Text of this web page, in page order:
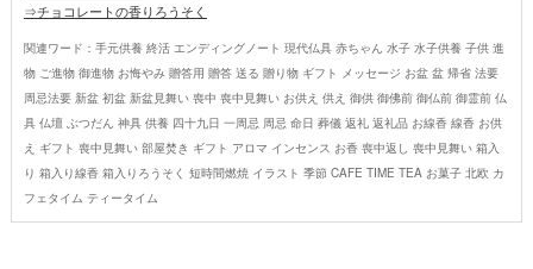
⇒チョコレートの香りろうそく
関連ワード：手元供養 終活 エンディングノート 現代仏具 赤ちゃん 水子 水子供養 子供 進
物 ご進物 御進物 お悔やみ 贈答用 贈答 送る 贈り物 ギフト メッセージ お盆 盆 帰省 法要
周忌法要 新盆 初盆 新盆見舞い 喪中 喪中見舞い お供え 供え 御供 御佛前 御仏前 御霊前 仏
具 仏壇 ぶつだん 神具 供養 四十九日 一周忌 周忌 命日 葬儀 返礼 返礼品 お線香 線香 お供
え ギフト 喪中見舞い 部屋焚き ギフト アロマ インセンス お香 喪中返し 喪中見舞い 箱入
り 箱入り線香 箱入りろうそく 短時間燃焼 イラスト 季節 CAFE TIME TEA お菓子 北欧 カ
フェタイム ティータイム